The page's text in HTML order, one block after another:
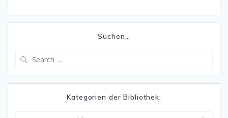
Suchen…
Kategorien der Bibliothek: